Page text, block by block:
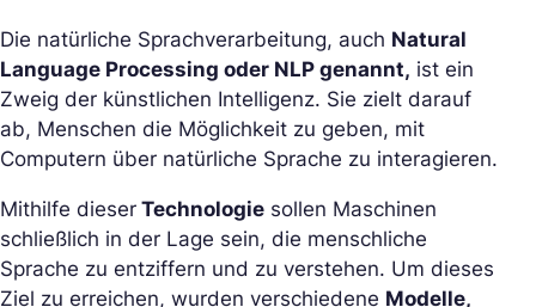
Die natürliche Sprachverarbeitung, auch Natural
Language Processing oder NLP genannt, ist ein
Zweig der künstlichen Intelligenz. Sie zielt darauf
ab, Menschen die Möglichkeit zu geben, mit
Computern über natürliche Sprache zu interagieren.
Mithilfe dieser Technologie sollen Maschinen
schließlich in der Lage sein, die menschliche
Sprache zu entziffern und zu verstehen. Um dieses
Ziel zu erreichen, wurden verschiedene Modelle,